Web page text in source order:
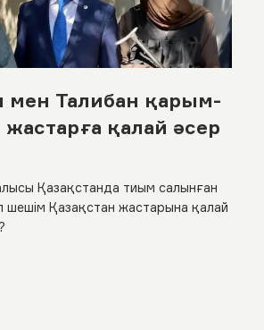
мен Талибан қарым-
қалай әсер
Қазақстанда тиым салынған
шешім Қазақстан жастарына қалай